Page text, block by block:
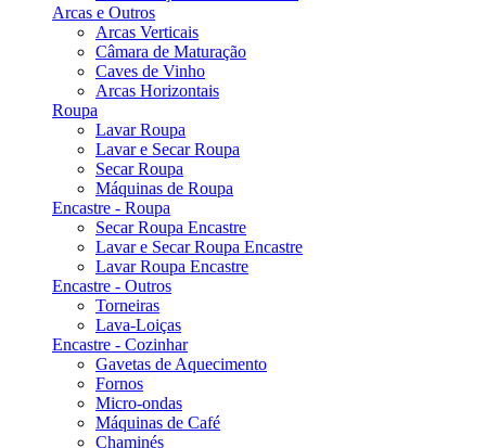
Arcas e Outros
Arcas Verticais
Câmara de Maturação
Caves de Vinho
Arcas Horizontais
Roupa
Lavar Roupa
Lavar e Secar Roupa
Secar Roupa
Máquinas de Roupa
Encastre - Roupa
Secar Roupa Encastre
Lavar e Secar Roupa Encastre
Lavar Roupa Encastre
Encastre - Outros
Torneiras
Lava-Loiças
Encastre - Cozinhar
Gavetas de Aquecimento
Fornos
Micro-ondas
Máquinas de Café
Chaminés